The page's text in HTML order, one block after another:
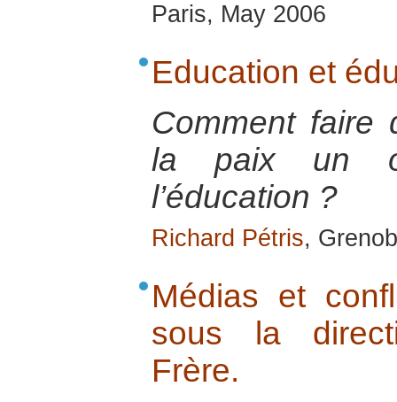
Paris, May 2006
Education et
Comment faire
la paix un
l’éducation ?
Richard Pétris,
Médias et
sous la
Frère.